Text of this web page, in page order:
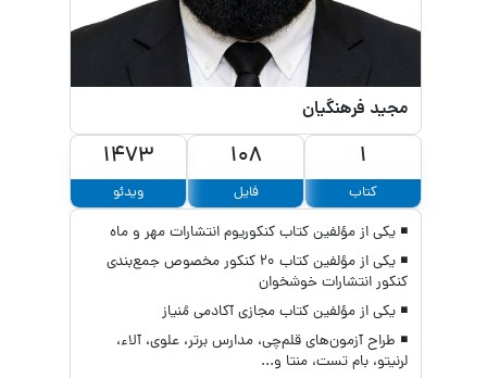
مجید فرهنگیان
1
کتاب
108
فایل
1473
ویدئو
◾ یکی از مؤلفین کتاب کنکوریوم انتشارات مهر و ماه
◾ یکی از مؤلفین کتاب ۲۰ کنکور مخصوص جمع‌بندی
کنکور انتشارات خوشخوان
◾ یکی از مؤلفین کتاب مجازی آکادمی مُنیاز
◾ طراح آزمون‌های قلم‌چی، مدارس برتر، علوی، آلاء،
لرنیتو، بام تست، منتا و...